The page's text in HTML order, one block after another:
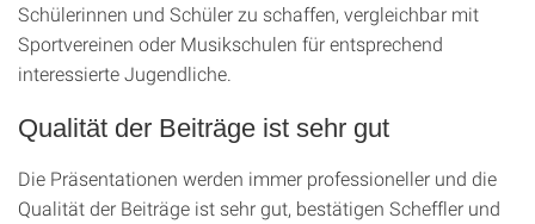
Schülerinnen und Schüler zu schaffen, vergleichbar mit
Sportvereinen oder Musikschulen für entsprechend
interessierte Jugendliche.
Qualität der Beiträge ist sehr gut
Die Präsentationen werden immer professioneller und die
Qualität der Beiträge ist sehr gut, bestätigen Scheffler und